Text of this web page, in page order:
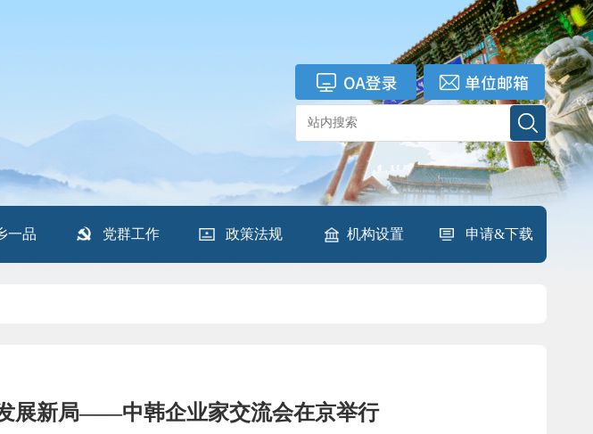
一品 党群工作 政策法规 机构设置 申请&下载
展新局——中韩企业家交流会在京举行